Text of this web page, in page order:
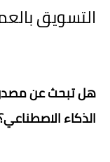
التسويق
هل تبحث عن
الذكاء